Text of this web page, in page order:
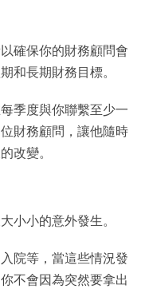
確保你的財務顧問會
和長期財務目標。
季度與你聯繫至少一
財務顧問，讓他隨時
改變。
小小的意外發生。
院等，當這些情況發
不會因為突然要拿出